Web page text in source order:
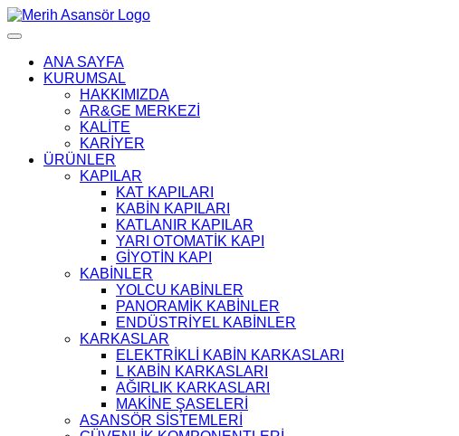
ANA SAYFA
KURUMSAL
HAKKIMIZDA
AR&GE MERKEZİ
KALİTE
KARİYER
ÜRÜNLER
KAPILAR
KAT KAPILARI
KABİN KAPILARI
KATLANIR KAPILAR
YARI OTOMATİK KAPI
GİYOTİN KAPI
KABİNLER
YOLCU KABİNLER
PANORAMİK KABİNLER
ENDÜSTRİYEL KABİNLER
KARKASLAR
ELEKTRİKLİ KABİN KARKASLARI
L KABİN KARKASLARI
AĞIRLIK KARKASLARI
MAKİNE ŞASELERİ
ASANSÖR SİSTEMLERİ